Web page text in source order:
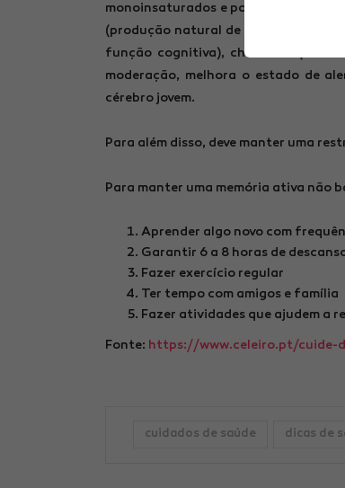
monoinsaturados e polinsaturados
(produção natural de acetilcolina que
função cognitiva), chá verde (tem
moderação, melhora o estado de
cérebro jovem.
Para além disso, deve manter uma
Para manter uma memória ativa não
Aprender algo novo com
Garantir 6 a 8 horas de
Fazer exercício regular
Ter tempo com amigos e família
Fazer atividades que ajudem a
Fonte: https://www.celeiro.pt/cuide-
cuidados de saúde dicas de